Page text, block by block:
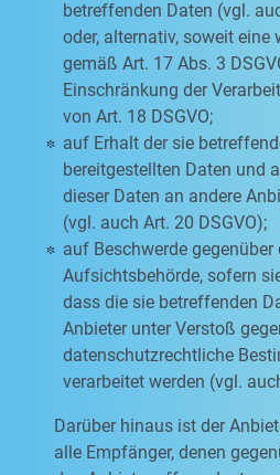
betreffenden Daten (vgl.
oder, alternativ, soweit eine
gemäß Art. 17 Abs. 3
Einschränkung der
von Art. 18 DSGVO;
auf Erhalt der sie
bereitgestellten Daten und
dieser Daten an andere
(vgl. auch Art. 20 DSGVO);
auf Beschwerde gegenüber
Aufsichtsbehörde, sofern
dass die sie betreffenden
Anbieter unter Verstoß
datenschutzrechtliche
verarbeitet werden (vgl.
Darüber hinaus ist der
alle Empfänger, denen